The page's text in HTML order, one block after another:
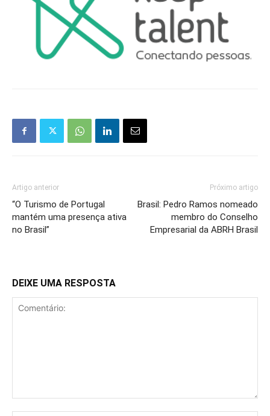
Artigo anterior
“O Turismo de Portugal
mantém uma presença ativa
no Brasil”
Próximo artigo
Brasil: Pedro Ramos nomeado
membro do Conselho
Empresarial da ABRH Brasil
DEIXE UMA RESPOSTA